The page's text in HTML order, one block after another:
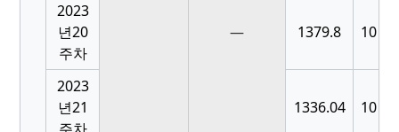
—
2023
년20
주차
1379.8 10
2023
년21
1336.04 10